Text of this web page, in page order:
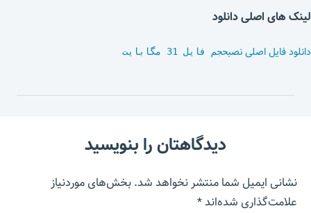
لینک های اصلی دانلود
دانلود فایل اصلی نصبحجم فایل 31 مگابایت
دیدگاهتان را بنویسید
نشانی ایمیل شما منتشر نخواهد شد.بخش‌های موردنیاز
علامت‌گذاری شده‌اند*